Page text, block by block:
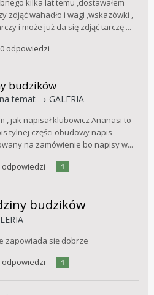
kilka lat temu ,dostawałem
zdjąć wahadło i wagi ,wskazówki ,
i może już da się zdjąć tarczę ...
odpowiedzi
budzików
temat → GALERIA
, jak napisał klubowicz Ananasi to
tylnej części obudowy napis
na zamówienie bo napisy w...
odpowiedzi 1
budzików
zapowiada się dobrze
odpowiedzi 1